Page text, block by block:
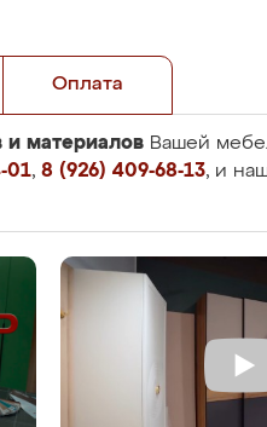
Оплата
и материалов Вашей
01, 8 (926) 409-68-13, и